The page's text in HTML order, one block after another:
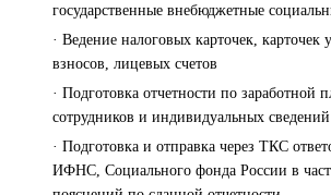
государственные внебюджетные
· Ведение налоговых карточек, карточек
взносов, лицевых счетов
· Подготовка отчетности по заработной
сотрудников и индивидуальных
· Подготовка и отправка через ТКС
ИФНС, Социального фонда России в